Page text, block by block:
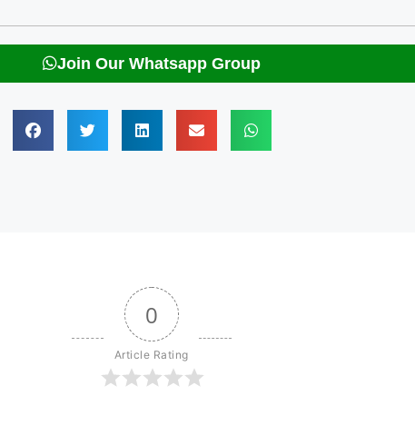
Join Our Whatsapp Group
0
Article Rating